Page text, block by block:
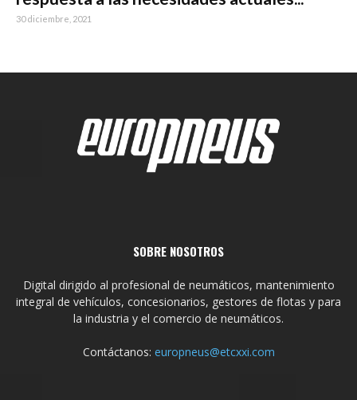
30 diciembre, 2021
SOBRE NOSOTROS
Digital dirigido al profesional de neumáticos, mantenimiento
integral de vehículos, concesionarios, gestores de flotas y para
la industria y el comercio de neumáticos.
Contáctanos: europneus@etcxxi.com